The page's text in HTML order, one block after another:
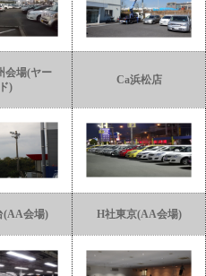
会場(ヤー
ド)
Ca浜松店
(AA会場) H社東京(AA会場)